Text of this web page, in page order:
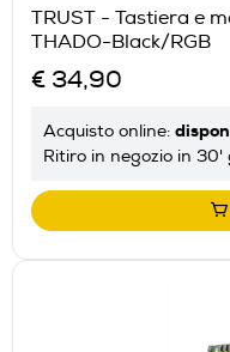
TRUST - Tastiera e
THADO-Black/RGB
€ 34,90
Acquisto online:
Ritiro in negozio in 30'